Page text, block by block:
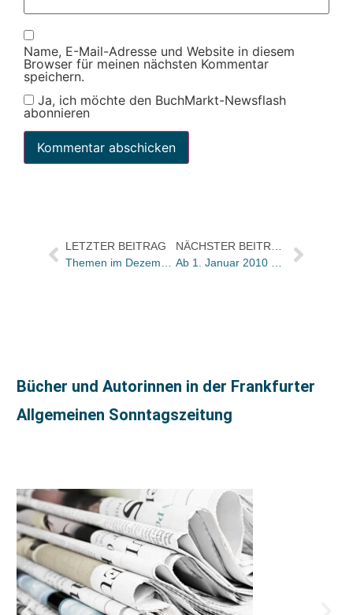
Name, E-Mail-Adresse und Website in diesem
Browser für meinen nächsten Kommentar
speichern.
Ja, ich möchte den BuchMarkt-Newsflash
abonnieren
LETZTER BEITRAG
Bücher und Autorinnen in der Frankfurter
Allgemeinen Sonntagszeitung